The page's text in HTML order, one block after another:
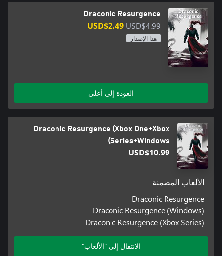
Draconic Resurgence
USD$4.99
USD$2.49
هذا الإصدار
العودة إلى أعلى
Draconic Resurgence (Xbox One+Xbox
Series+Windows)
USD$10.99
الألعاب المضمنة
Draconic Resurgence
Draconic Resurgence (Windows)
Draconic Resurgence (Xbox Series)
الانتقال إلى "الألعاب"